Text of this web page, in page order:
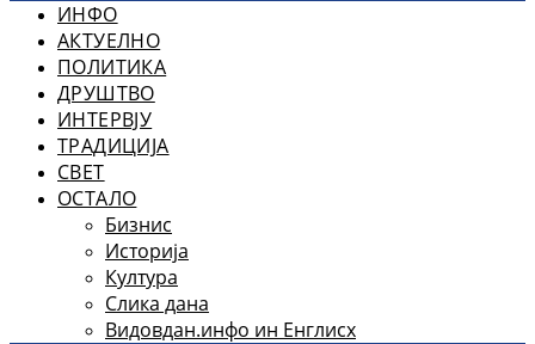
ИНФО
АКТУЕЛНО
ПОЛИТИКА
ДРУШТВО
ИНТЕРВЈУ
ТРАДИЦИЈА
СВЕТ
ОСТАЛО
Бизнис
Историја
Култура
Слика дана
Видовдан.инфо ин Енглисх